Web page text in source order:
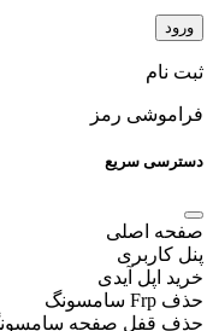
ثبت نام
فراموشی رمز
دسترسی سریع
صفحه اصلی
پنل کاربری
خرید اپل آیدی
حذف Frp سامسونگ
حذف قفل صفحه